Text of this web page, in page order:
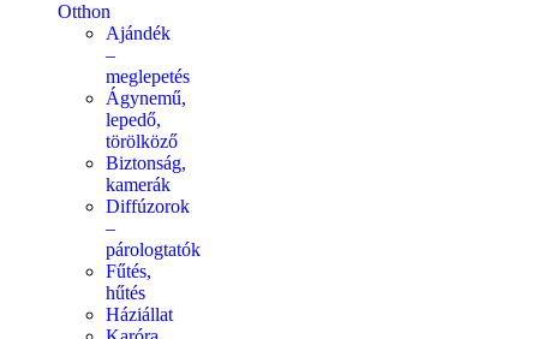
Otthon
Ajándék
–
meglepetés
Ágynemű,
lepedő,
törölköző
Biztonság,
kamerák
Diffúzorok
–
párologtatók
Fűtés,
hűtés
Háziállat